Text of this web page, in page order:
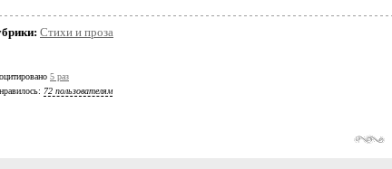
Стихи и проза
5 раз
72 пользователям